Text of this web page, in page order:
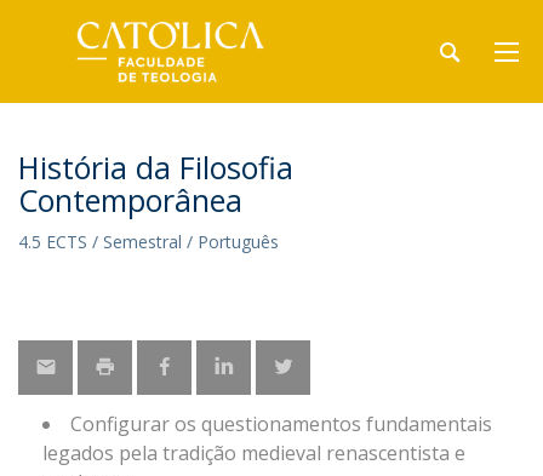
História da Filosofia
Contemporânea
4.5 ECTS / Semestral / Português
Configurar os questionamentos fundamentais
legados pela tradição medieval renascentista e